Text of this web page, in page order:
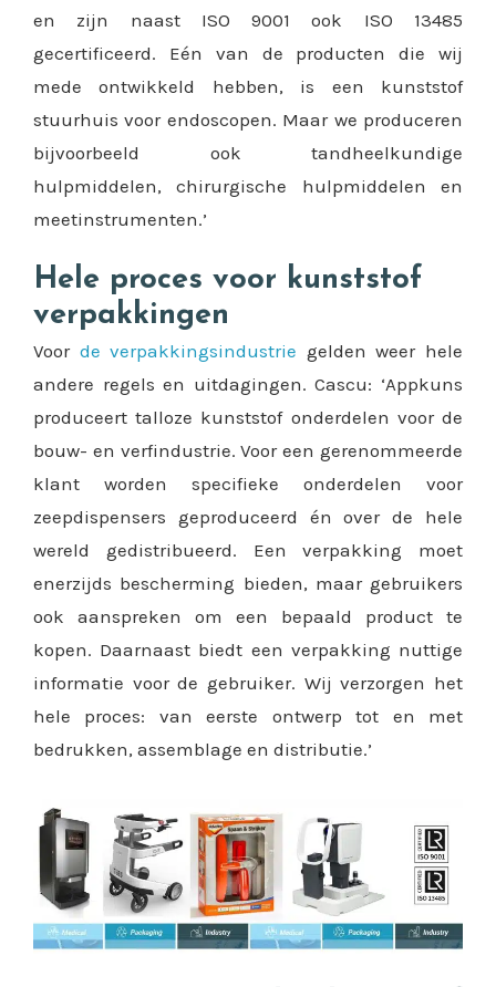
en zijn naast ISO 9001 ook ISO 13485
gecertificeerd. Eén van de producten die wij
mede ontwikkeld hebben, is een kunststof
stuurhuis voor endoscopen. Maar we produceren
bijvoorbeeld ook tandheelkundige
hulpmiddelen, chirurgische hulpmiddelen en
meetinstrumenten.’
Hele proces voor kunststof
verpakkingen
Voor de verpakkingsindustrie gelden weer hele
andere regels en uitdagingen. Cascu: ‘Appkuns
produceert talloze kunststof onderdelen voor de
bouw- en verfindustrie. Voor een gerenommeerde
klant worden specifieke onderdelen voor
zeepdispensers geproduceerd én over de hele
wereld gedistribueerd. Een verpakking moet
enerzijds bescherming bieden, maar gebruikers
ook aanspreken om een bepaald product te
kopen. Daarnaast biedt een verpakking nuttige
informatie voor de gebruiker. Wij verzorgen het
hele proces: van eerste ontwerp tot en met
bedrukken, assemblage en distributie.’